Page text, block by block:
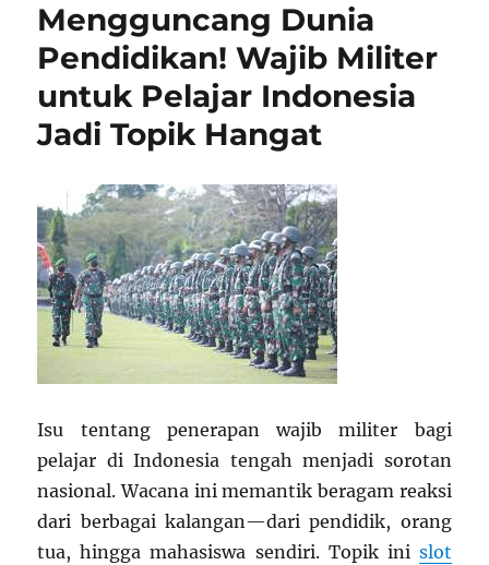
dalam
yang
Baik
di
Sekolah
Mengguncang Dunia
Pendidikan! Wajib Militer
untuk Pelajar Indonesia
Jadi Topik Hangat
Isu tentang penerapan wajib militer bagi
pelajar di Indonesia tengah menjadi sorotan
nasional. Wacana ini memantik beragam reaksi
dari berbagai kalangan—dari pendidik, orang
tua, hingga mahasiswa sendiri. Topik ini slot